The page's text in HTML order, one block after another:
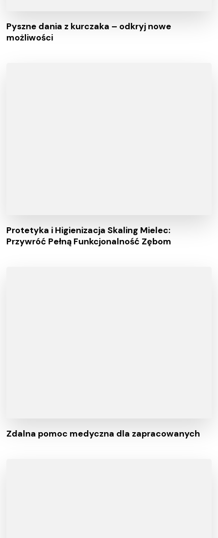
Pyszne dania z kurczaka – odkryj nowe
możliwości
Protetyka i Higienizacja Skaling Mielec:
Przywróć Pełną Funkcjonalność Zębom
Zdalna pomoc medyczna dla zapracowanych